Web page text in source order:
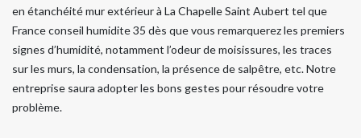
en étanchéité mur extérieur à La Chapelle Saint Aubert tel que
France conseil humidite 35 dès que vous remarquerez les premiers
signes d’humidité, notamment l’odeur de moisissures, les traces
sur les murs, la condensation, la présence de salpêtre, etc. Notre
entreprise saura adopter les bons gestes pour résoudre votre
problème.